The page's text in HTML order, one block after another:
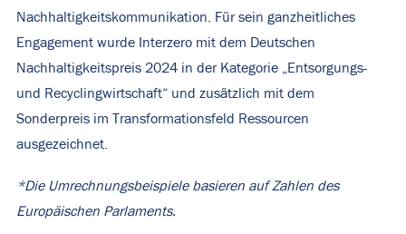
Nachhaltigkeitskommunikation. Für sein ganzheitliches
Engagement wurde Interzero mit dem Deutschen
Nachhaltigkeitspreis 2024 in der Kategorie „Entsorgungs-
und Recyclingwirtschaft“ und zusätzlich mit dem
Sonderpreis im Transformationsfeld Ressourcen
ausgezeichnet.
*Die Umrechnungsbeispiele basieren auf Zahlen des
Europäischen Parlaments.